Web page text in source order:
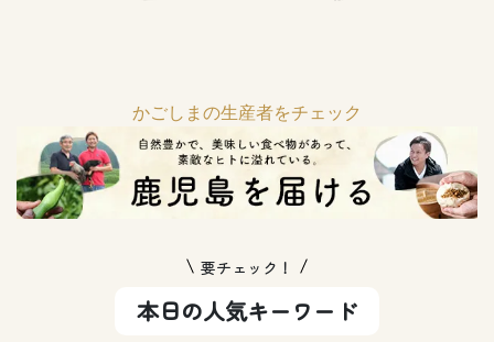
かごしまの生産者をチェック
要チェック！
本日の人気キーワード